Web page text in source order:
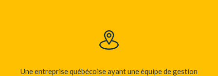
Uneentreprisequébécoiseayantuneéquipedegestion